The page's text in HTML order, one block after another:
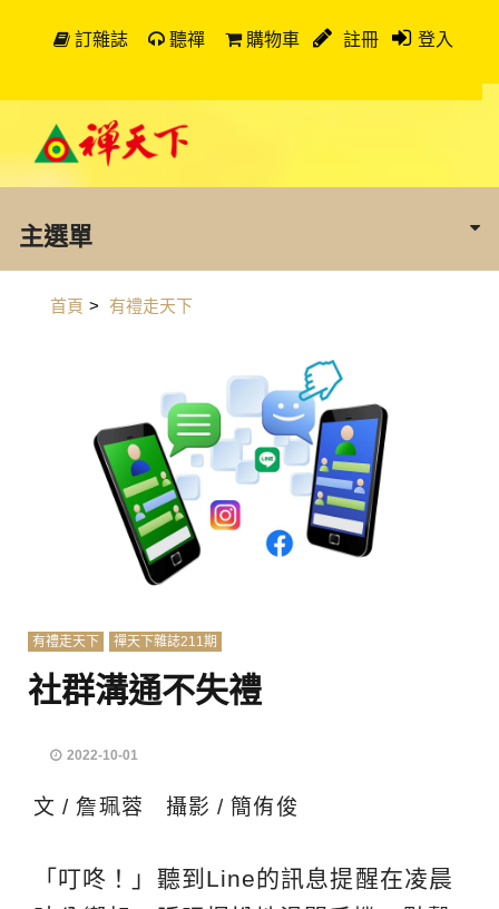
訂雜誌 聽禪 購物車 註冊 登入
主選單
首頁 > 有禮走天下
有禮走天下 禪天下雜誌211期
社群溝通不失禮
2022-10-01
文 / 詹珮蓉 攝影 / 簡侑俊
「叮咚！」聽到Line的訊息提醒在凌晨